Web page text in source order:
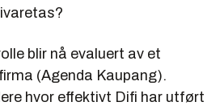
blir nå evaluert av et
(Agenda Kaupang).
hvor effektivt Difi har utført